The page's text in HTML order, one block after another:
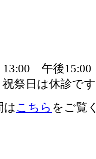
は こちら をご覧